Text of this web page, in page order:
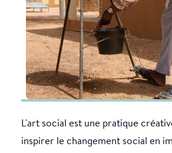
L'art social est une pratique
inspirer le changement social en
Les leaders de changement ont